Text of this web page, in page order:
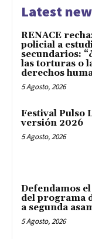
Latest
RENACE
policial a
secundarios:
las torturas o
derechos
5 Agosto, 2026
Festival Pulso
versión 2026
5 Agosto, 2026
Defendamos
del programa
a segunda
5 Agosto, 2026